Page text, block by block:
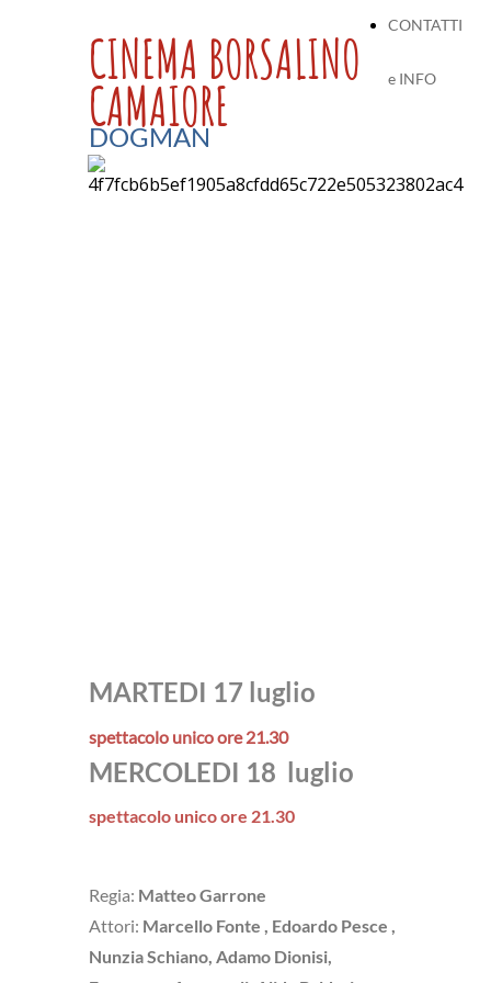
CONTATTI
e INFO
CINEMA BORSALINO
CAMAIORE
DOGMAN
MARTEDI 17 luglio
spettacolo unico ore 21.30
MERCOLEDI 18 luglio
spettacolo unico ore 21.30
Regia: Matteo Garrone
Attori: Marcello Fonte , Edoardo Pesce ,
Nunzia Schiano, Adamo Dionisi,